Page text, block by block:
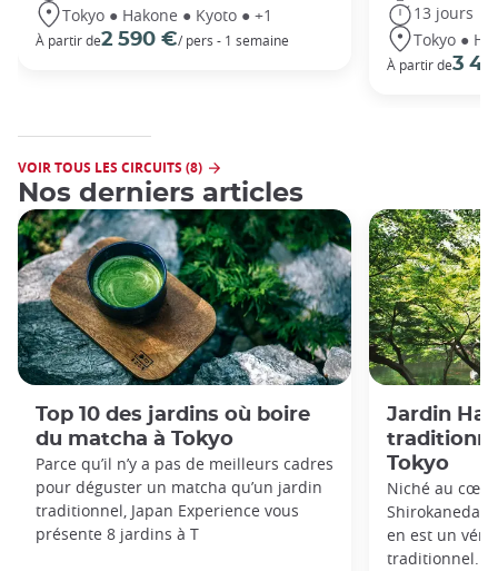
Tokyo ● Hakone ● Kyoto ● +1
À partir de2 590 €/ pers - 1 semaine
13 jours
Tokyo ●
À partir de3
VOIR TOUS LES CIRCUITS (8)
Nos derniers articles
Top 10 des jardins où boire
du matcha à Tokyo
Parce qu’il n’y a pas de meilleurs cadres
pour déguster un matcha qu’un jardin
traditionnel, Japan Experience vous
présente 8 jardins à T
Jardin
Tokyo
Niché au
Shirokanedai
en est un
traditionnel.